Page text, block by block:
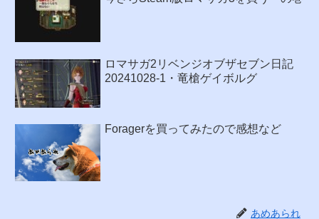
ロマサガ2リベンジオブザセブン日記
20241028-1・竜槍ゲイボルグ
Foragerを買ってみたので感想など
あめあられ